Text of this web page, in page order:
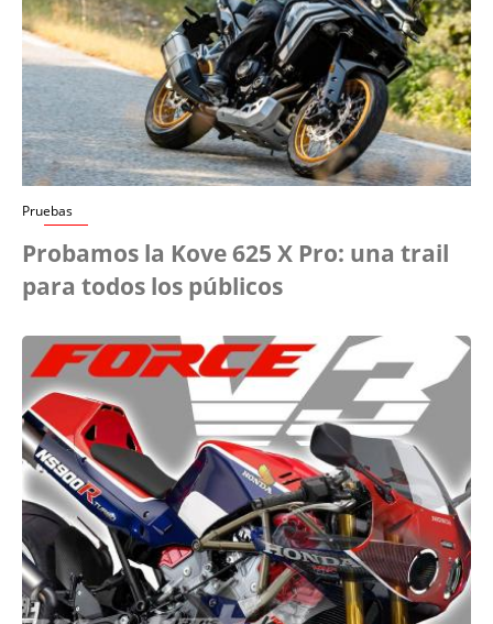
Pruebas
Probamos la Kove 625 X Pro: una trail
para todos los públicos